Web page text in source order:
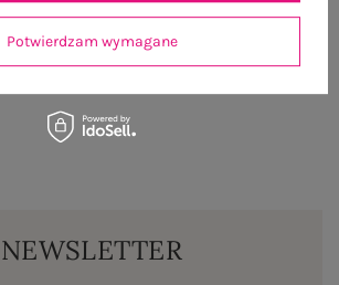
NEWSLETTER
Potwierdzam wymagane